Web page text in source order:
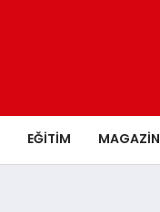
EĞITIM MAGAZIN